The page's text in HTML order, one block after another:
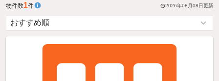
物件数1件 2026年08月08日更新